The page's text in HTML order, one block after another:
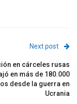
Next post
en cárceles rusas
en más de 180.000
desde la guerra en
Ucrania